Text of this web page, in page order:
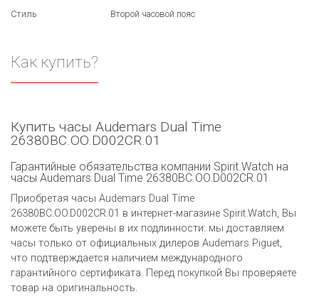
Стиль Второй часовой пояс
Как купить?
Купить часы Audemars Dual Time
26380BC.OO.D002CR.01
Гарантийные обязательства компании Spirit.Watch на
часы Audemars Dual Time 26380BC.OO.D002CR.01
Приобретая часы Audemars Dual Time
26380BC.OO.D002CR.01 в интернет-магазине Spirit.Watch, Вы
можете быть уверены в их подлинности: мы доставляем
часы только от официальных дилеров Audemars Piguet,
что подтверждается наличием международного
гарантийного сертификата. Перед покупкой Вы проверяете
товар на оригинальность.